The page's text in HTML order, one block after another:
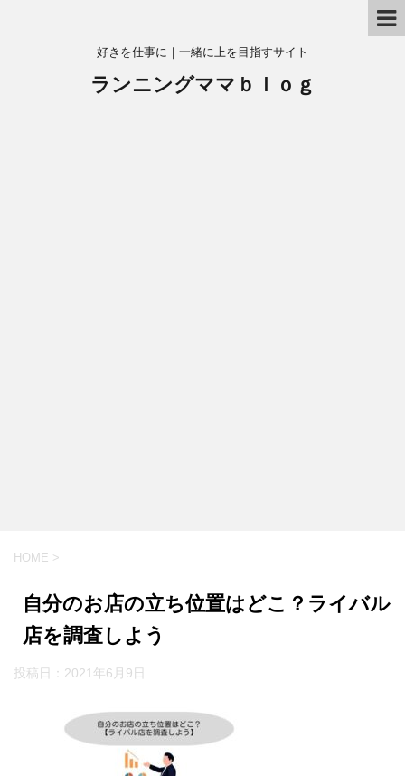
好きを仕事に｜一緒に上を目指すサイト
ランニングママｂｌｏｇ
HOME >
自分のお店の立ち位置はどこ？ライバル
店を調査しよう
投稿日： 2021年6月9日